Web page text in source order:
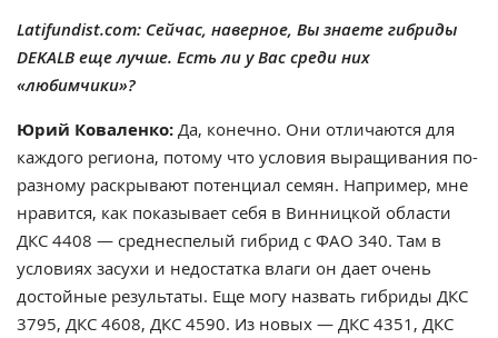
Latifundist.com: Сейчас, наверное, Вы знаете гибриды
DEKALB еще лучше. Есть ли у Вас среди них
«любимчики»?
Юрий Коваленко: Да, конечно. Они отличаются для
каждого региона, потому что условия выращивания по-
разному раскрывают потенциал семян. Например, мне
нравится, как показывает себя в Винницкой области
ДКС 4408 — среднеспелый гибрид с ФАО 340. Там в
условиях засухи и недостатка влаги он дает очень
достойные результаты. Еще могу назвать гибриды ДКС
3795, ДКС 4608, ДКС 4590. Из новых — ДКС 4351, ДКС